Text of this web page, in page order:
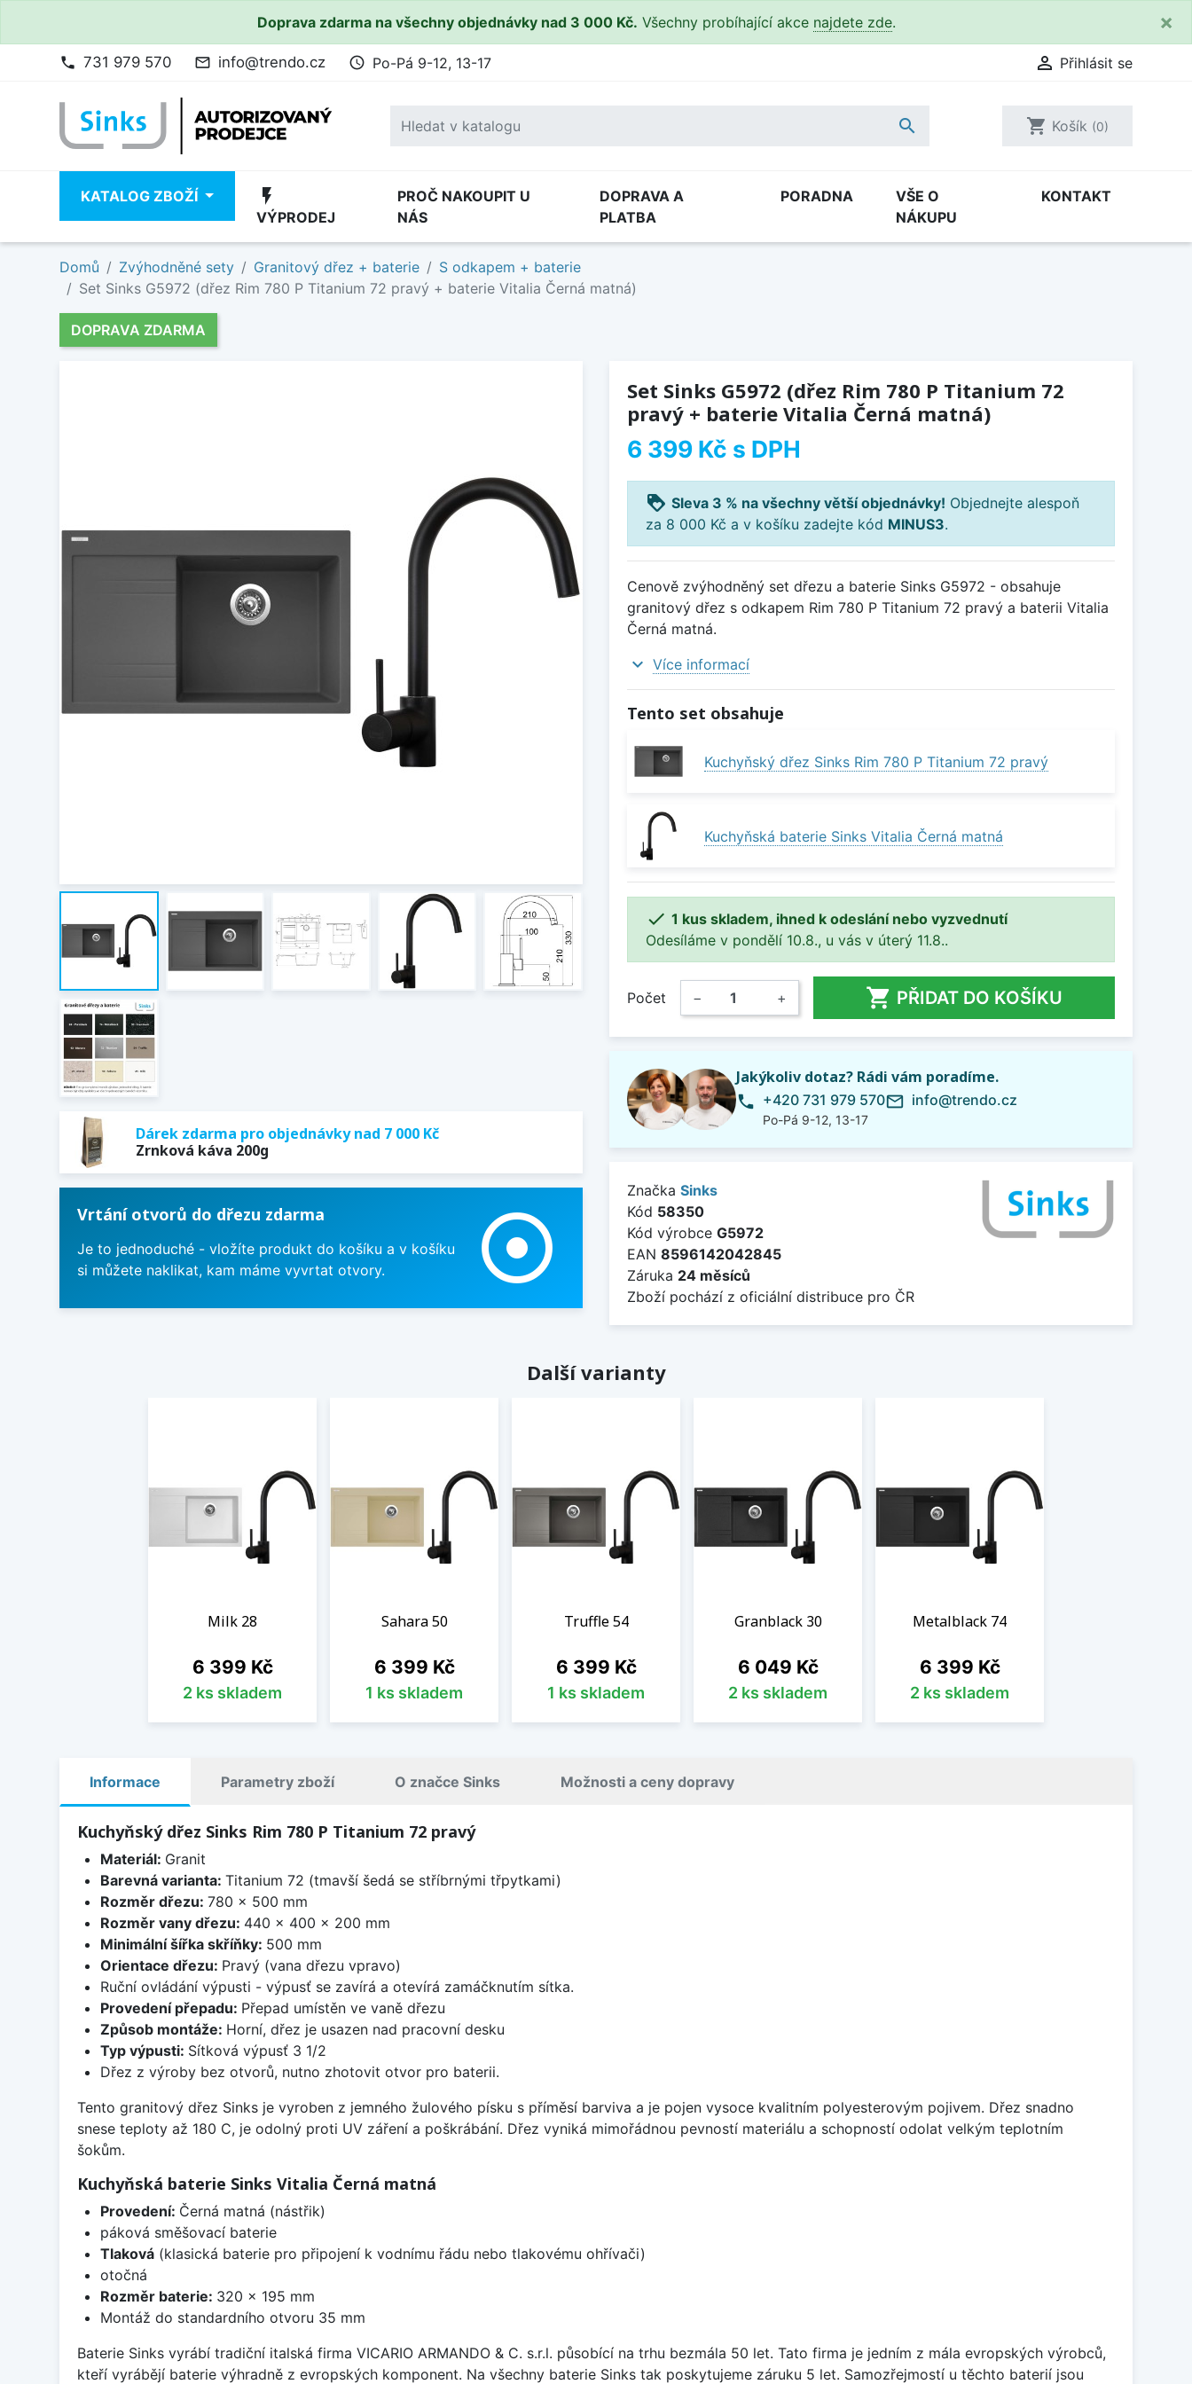
Doprava zdarma na všechny objednávky nad 3 000 Kč. Všechny probíhající akce najdete zde. ×
phone 731 979 570 mail_outline info@trendo.cz access_time Po-Pá 9-12, 13-17  Přihlásit se
 shopping_cart Košík (0)
KATALOG ZBOŽÍ flash_on
VÝPRODEJ
PROČ NAKOUPIT U
NÁS
DOPRAVA A
PLATBA
PORADNA
VŠE O
NÁKUPU
KONTAKT
Domů Zvýhodněné sety Granitový dřez + baterie
S odkapem + baterie
Set Sinks G5972 (dřez Rim 780 P Titanium 72 pravý + baterie Vitalia Černá matná)
DOPRAVA ZDARMA
Dárek zdarma pro objednávky nad 7 000 Kč
Zrnková káva 200g
Vrtání otvorů do dřezu zdarma
Je to jednoduché - vložíte produkt do košíku a v košíku
si můžete naklikat, kam máme vyvrtat otvory.
adjust
Set Sinks G5972 (dřez Rim 780 P Titanium 72
pravý + baterie Vitalia Černá matná)
6 399 Kč s DPH
loyalty Sleva 3 % na všechny větší objednávky! Objednejte alespoň
za 8 000 Kč a v košíku zadejte kód MINUS3.
Cenově zvýhodněný set dřezu a baterie Sinks G5972 - obsahuje
granitový dřez s odkapem Rim 780 P Titanium 72 pravý a baterii Vitalia
Černá matná.
expand_more Více informací
Tento set obsahuje
Kuchyňský dřez Sinks Rim 780 P Titanium 72 pravý
Kuchyňská baterie Sinks Vitalia Černá matná
 1 kus skladem, ihned k odeslání nebo vyzvednutí
Odesíláme v pondělí 10.8., u vás v úterý 11.8..
Počet − +  PŘIDAT DO KOŠÍKU
Jakýkoliv dotaz? Rádi vám poradíme.
phone +420 731 979 570
Po-Pá 9-12, 13-17
mail_outline info@trendo.cz
Značka Sinks
Kód 58350
Kód výrobce G5972
EAN 8596142042845
Záruka 24 měsíců
Zboží pochází z oficiální distribuce pro ČR
Další varianty
Milk 28
Cena
6 399 Kč
2 ks skladem
Sahara 50
Cena
6 399 Kč
1 ks skladem
Truffle 54
Cena
6 399 Kč
1 ks skladem
Granblack 30
Cena
6 049 Kč
2 ks skladem
Metalblack 74
Cena
6 399 Kč
2 ks skladem
Informace Parametry zboží O značce Sinks Možnosti a ceny dopravy
Kuchyňský dřez Sinks Rim 780 P Titanium 72 pravý
Materiál: Granit
Barevná varianta: Titanium 72 (tmavší šedá se stříbrnými třpytkami)
Rozměr dřezu: 780 x 500 mm
Rozměr vany dřezu: 440 x 400 x 200 mm
Minimální šířka skříňky: 500 mm
Orientace dřezu: Pravý (vana dřezu vpravo)
Ruční ovládání výpusti - výpusť se zavírá a otevírá zamáčknutím sítka.
Provedení přepadu: Přepad umístěn ve vaně dřezu
Způsob montáže: Horní, dřez je usazen nad pracovní desku
Typ výpusti: Sítková výpusť 3 1/2
Dřez z výroby bez otvorů, nutno zhotovit otvor pro baterii.
Tento granitový dřez Sinks je vyroben z jemného žulového písku s příměsí barviva a je pojen vysoce kvalitním polyesterovým pojivem. Dřez snadno
snese teploty až 180 C, je odolný proti UV záření a poškrábání. Dřez vyniká mimořádnou pevností materiálu a schopností odolat velkým teplotním
šokům.
Kuchyňská baterie Sinks Vitalia Černá matná
Provedení: Černá matná (nástřik)
páková směšovací baterie
Tlaková(klasická baterie pro připojení k vodnímu řádu nebo tlakovému ohřívači)
otočná
Rozměr baterie: 320 x 195 mm
Montáž do standardního otvoru 35 mm
Baterie Sinks vyrábí tradiční italská firma VICARIO ARMANDO & C. s.r.l. působící na trhu bezmála 50 let. Tato firma je jedním z mála evropských výrobců,
kteří vyrábějí baterie výhradně z evropských komponent. Na všechny baterie Sinks tak poskytujeme záruku 5 let. Samozřejmostí u těchto baterií jsou